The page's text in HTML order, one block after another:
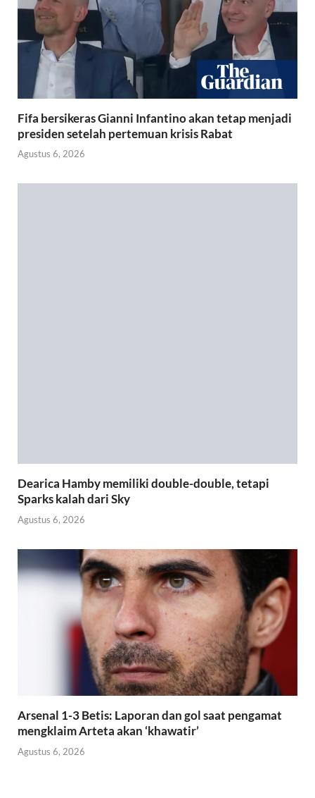
Fifa bersikeras Gianni Infantino akan tetap menjadi
presiden setelah pertemuan krisis Rabat
Agustus 6, 2026
Dearica Hamby memiliki double-double, tetapi
Sparks kalah dari Sky
Agustus 6, 2026
Arsenal 1-3 Betis: Laporan dan gol saat pengamat
mengklaim Arteta akan ‘khawatir’
Agustus 6, 2026